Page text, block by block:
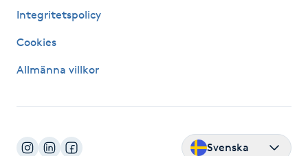
Käkledsbehandling
Lashlift Keratin
Integritetspolicy
Cookies
Allmänna villkor
Svenska